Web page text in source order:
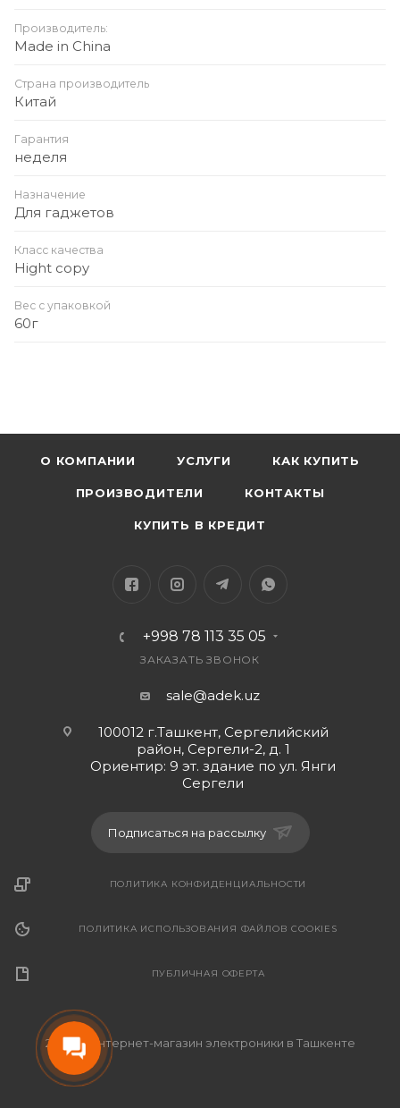
Производитель:
Made in China
Страна производитель
Китай
Гарантия
неделя
Назначение
Для гаджетов
Класс качества
Hight copy
Вес с упаковкой
60г
О КОМПАНИИ УСЛУГИ КАК КУПИТЬ
ПРОИЗВОДИТЕЛИ КОНТАКТЫ
КУПИТЬ В КРЕДИТ
+998 78 113 35 05
ЗАКАЗАТЬ ЗВОНОК
sale@adek.uz
100012 г.Ташкент, Сергелийский
район, Сергели-2, д. 1
Ориентир: 9 эт. здание по ул. Янги
Сергели
Подписаться на рассылку
ПОЛИТИКА КОНФИДЕНЦИАЛЬНОСТИ
ПОЛИТИКА ИСПОЛЬЗОВАНИЯ ФАЙЛОВ COOKIES
ПУБЛИЧНАЯ ОФЕРТА
2026 © Интернет-магазин электроники в Ташкенте